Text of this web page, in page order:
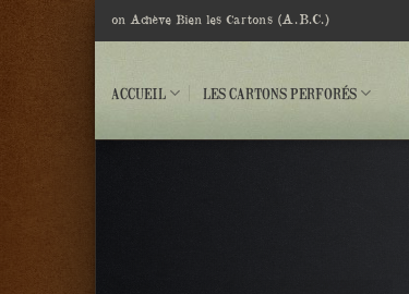
on Achève Bien les Cartons (A.B.C.)
ACCUEIL LES CARTONS PERFORÉS